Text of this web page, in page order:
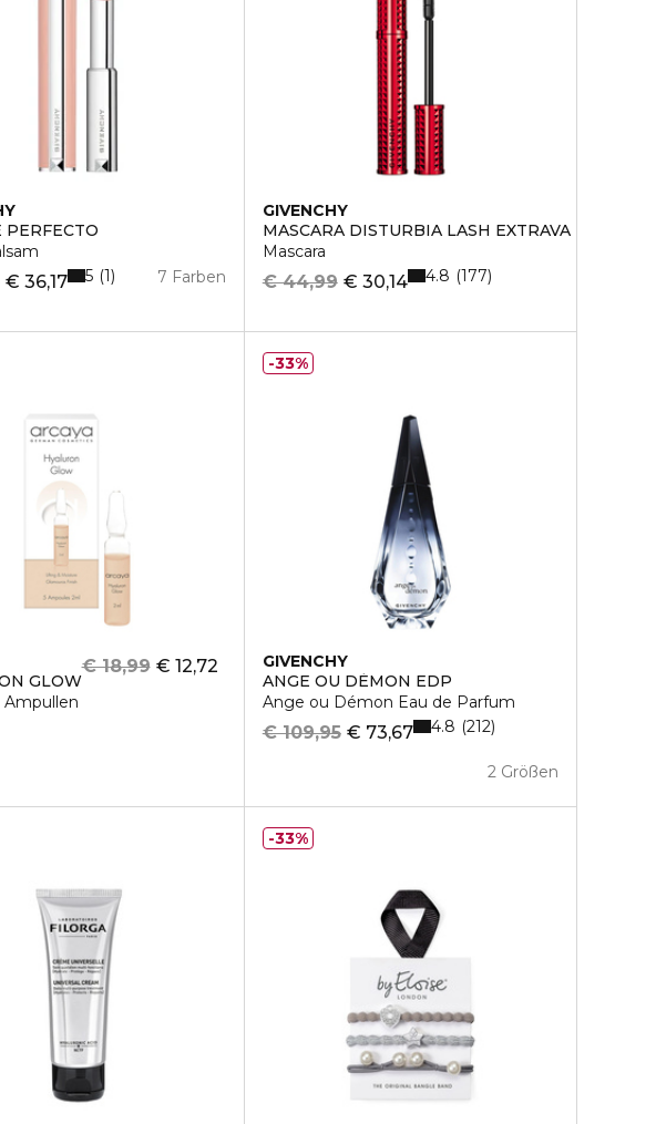
PERFECTO
€ 36,17 7 Farben
5 1
GIVENCHY
MASCARA DISTURBIA LASH EXTRAVA
Mascara
€ 30,14
€ 44,99 4.8 177
GLOW
Ampullen
€ 12,72
€ 18,99
GIVENCHY
ANGE OU DÈMON EDP
Ange ou Démon Eau de Parfum
€ 73,67
€ 109,95
2 Größen
4.8 212
33%
33%